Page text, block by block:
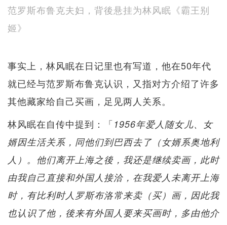
范罗斯布鲁克夫妇，背後悬挂为林风眠《霸王别
姬》
事实上，林风眠在日记里也有写道，他在50年代
就已经与范罗斯布鲁克认识，又指对方介绍了许多
其他藏家给自己买画，足见两人关系。
林风眠在自传中提到：「 1956年爱人随女儿、女
婿因生活关系，同他们到巴西去了（女婿系奥地利
人）。他们离开上海之後，我还是继续卖画，此时
由我自己直接和外国人接洽，在我爱人未离开上海
时，有比利时人罗斯布洛常来卖（买）画，因此我
也认识了他，後来有外国人要来买画时，多由他介